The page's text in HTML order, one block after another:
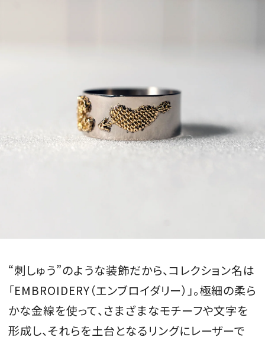
“刺しゅう”のような装飾だから、コレクション名は
「EMBROIDERY（エンブロイダリー）」。極細の柔ら
かな金線を使って、さまざまなモチーフや文字を
形成し、それらを土台となるリングにレーザーで